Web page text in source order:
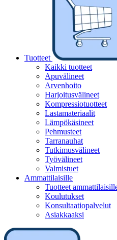
Tuotteet
Kaikki tuotteet
Apuvälineet
Arvenhoito
Harjoitusvälineet
Kompressiotuotteet
Lastamateriaalit
Lämpökäsineet
Pehmusteet
Tarranauhat
Tutkimusvälineet
Työvälineet
Valmistuet
Ammattilaisille
Tuotteet
Koulutukset
Konsultaatiopalvelut
Asiakkaaksi